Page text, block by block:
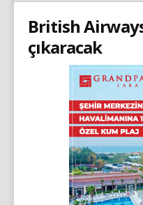
British
çıkaracak